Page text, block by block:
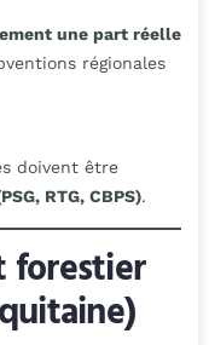
une part réelle
régionales
doivent être
RTG, CBPS).
forestier